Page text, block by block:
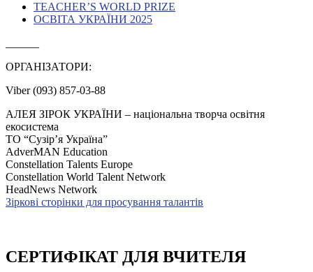
TEACHER’S WORLD PRIZE
ОСВІТА УКРАЇНИ 2025
ОРГАНІЗАТОРИ:
Viber (093) 857-03-88
АЛЕЯ ЗІРОК УКРАЇНИ – національна творча освітня
екосистема
ТО “Сузір’я Україна”
AdverMAN Education
Constellation Talents Europe
Constellation World Talent Network
HeadNews Network
Зіркові сторінки для просування талантів
СЕРТИФІКАТ ДЛЯ ВЧИТЕЛЯ